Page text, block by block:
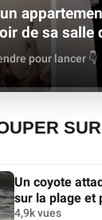
de sa salle
pour lancer 👇
Un coyote
sur la plage et
4,9k vues